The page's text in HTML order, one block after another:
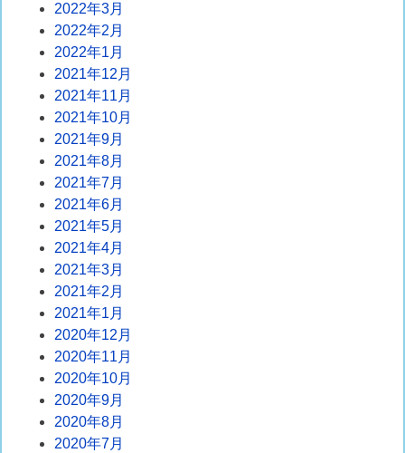
2022年3月
2022年2月
2022年1月
2021年12月
2021年11月
2021年10月
2021年9月
2021年8月
2021年7月
2021年6月
2021年5月
2021年4月
2021年3月
2021年2月
2021年1月
2020年12月
2020年11月
2020年10月
2020年9月
2020年8月
2020年7月